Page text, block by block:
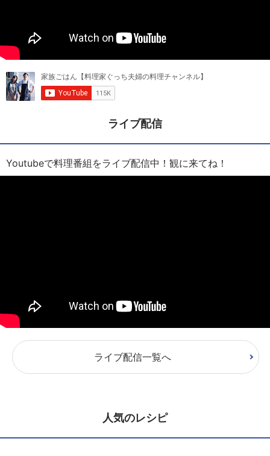
ライブ配信
Youtubeで料理番組をライブ配信中！観に来てね！
ライブ配信一覧へ
人気のレシピ